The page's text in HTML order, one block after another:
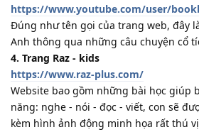
https://www.youtube.com/user/
Đúng như tên gọi của trang web, đây
Anh thông qua những câu chuyện cổ
4. Trang Raz - kids
https://www.raz-plus.com/
Website bao gồm những bài học giúp
năng: nghe - nói - đọc - viết, con sẽ
kèm hình ảnh động minh họa rất thú